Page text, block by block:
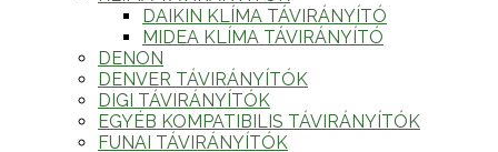
DAIKIN KLÍMA TÁVIRÁNYÍTÓ
MIDEA KLÍMA TÁVIRÁNYÍTÓ
DENON
DENVER TÁVIRÁNYÍTÓK
DIGI TÁVIRÁNYÍTÓK
EGYÉB KOMPATIBILIS TÁVIRÁNYÍTÓK
FUNAI TÁVIRÁNYÍTÓK